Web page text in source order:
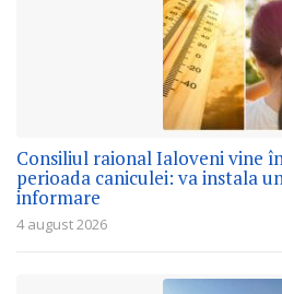
Consiliul raional Ialoveni vine
perioada caniculei: va instala
informare
4 august 2026